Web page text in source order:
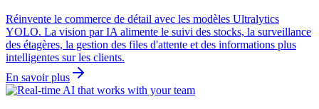
Réinvente le commerce de détail avec les modèles Ultralytics
YOLO. La vision par IA alimente le suivi des stocks, la surveillance
des étagères, la gestion des files d'attente et des informations plus
intelligentes sur les clients.
En savoir plus